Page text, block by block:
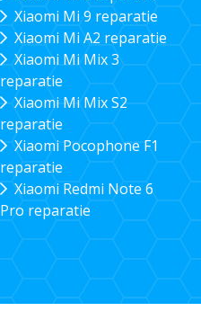
Xiaomi Mi 9 reparatie
Xiaomi Mi A2 reparatie
Xiaomi Mi Mix 3
reparatie
Xiaomi Mi Mix S2
reparatie
Xiaomi Pocophone F1
reparatie
Xiaomi Redmi Note 6
Pro reparatie